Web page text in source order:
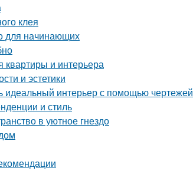
клея
для начинающих
и интерьера
и эстетики
идеальный интерьер с помощью чертежей
и стиль
в уютное гнездо